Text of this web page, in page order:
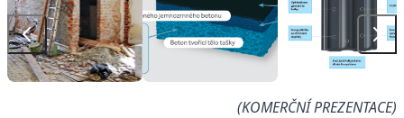
(KOMERČNÍ PREZENTACE)